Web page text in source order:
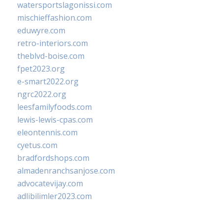
watersportslagonissi.com
mischieffashion.com
eduwyre.com
retro-interiors.com
theblvd-boise.com
fpet2023.org
e-smart2022.org
ngrc2022.org
leesfamilyfoods.com
lewis-lewis-cpas.com
eleontennis.com
cyetus.com
bradfordshops.com
almadenranchsanjose.com
advocatevijay.com
adlibilimler2023.com